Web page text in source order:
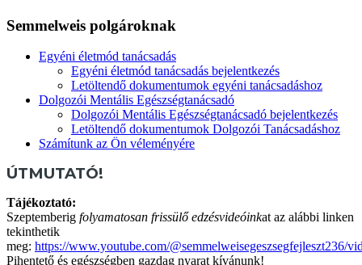
Semmelweis polgároknak
Egyéni életmód tanácsadás
Egyéni életmód tanácsadás bejelentkezés
Letöltendő dokumentumok egyéni tanácsadáshoz
Dolgozói Mentális Egészségtanácsadó
Dolgozói Mentális Egészségtanácsadó bejelentkezés
Letöltendő dokumentumok Dolgozói Tanácsadáshoz
Számítunk az Ön véleményére
ÚTMUTATÓ!
Tájékoztató:
Szeptemberig folyamatosan frissülő edzésvideóinkat az alábbi linken
tekinthetik
meg: https://www.youtube.com/@semmelweisegeszsegfejleszt236/
Pihentető és egészségben gazdag nyarat kívánunk!